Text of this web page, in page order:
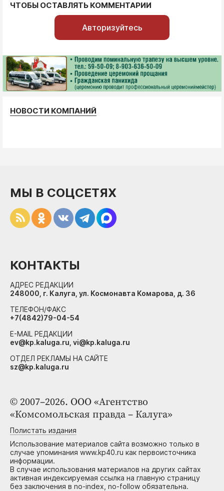
ЧТОБЫ ОСТАВЛЯТЬ КОММЕНТАРИИ
Авторизуйтесь
НОВОСТИ КОМПАНИЙ
© 2007–2026. ООО «Агентство
«Комсомольская правда – Калуга»
Полистать издания
Использование материалов сайта возможно только в
случае упоминания www.kp40.ru как первоисточника
информации.
В случае использования материалов на других сайтах
активная индексируемая ссылка на главную страницу
без заключения в no-index, no-follow обязательна.
МЫ В СОЦСЕТЯХ
КОНТАКТЫ
АДРЕС РЕДАКЦИИ
248000, г. Калуга, ул. Космонавта Комарова, д. 36
ТЕЛЕФОН/ФАКС
+7(4842)79-04-54
E-MAIL РЕДАКЦИИ
ev@kp.kaluga.ru, vi@kp.kaluga.ru
ОТДЕЛ РЕКЛАМЫ НА САЙТЕ
sz@kp.kaluga.ru